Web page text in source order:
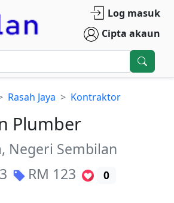
Log masuk
Cipta akaun
Rasah Jaya Kontraktor
Plumber
, Negeri Sembilan
RM 123 0